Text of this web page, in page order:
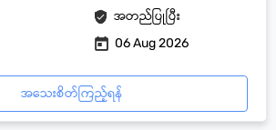
အတည်ပြုပြီး
06 Aug 2026
အသေးစိတ်ကြည့်ရန်